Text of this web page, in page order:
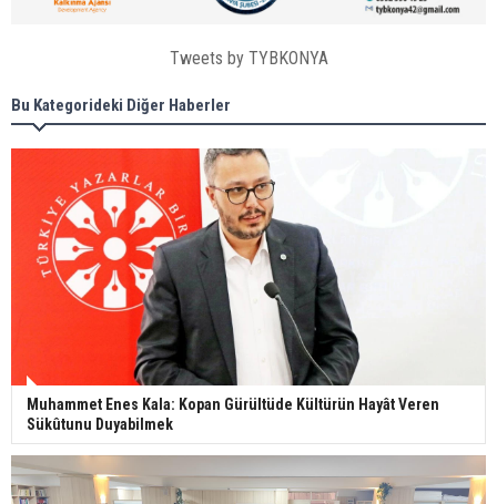
Tweets by TYBKONYA
Bu Kategorideki Diğer Haberler
Muhammet Enes Kala: Kopan Gürültüde Kültürün Hayât Veren
Sükûtunu Duyabilmek